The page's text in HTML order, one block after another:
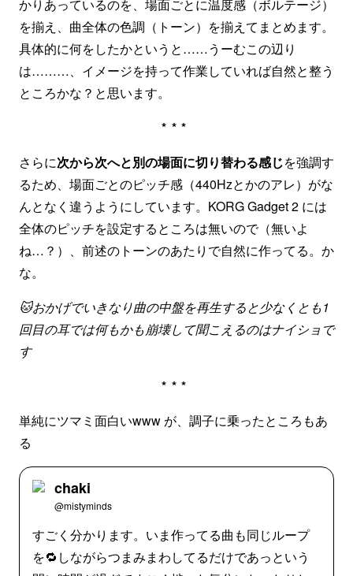
かりあっているのを、場面ごとに温度感（ボルテージ）
を揃え、曲全体の色調（トーン）を揃えてまとめます。
具体的に何をしたかというと……うーむこの辺り
は………、イメージを持って作業していれば自然と整う
ところかな？と思います。
***
さらに次から次へと別の場面に切り替わる感じを強調す
るため、場面ごとのピッチ感（440Hzとかのアレ）がな
んとなく違うようにしています。KORG Gadget 2 には
全体のピッチを設定するところは無いので（無いよ
ね…？）、前述のトーンのあたりで自然に作ってる。か
な。
🐱おかげでいきなり曲の中盤を再生すると少なくとも1
回目の耳では何もかも崩壊して聞こえるのはナイショで
す
***
単純にツマミ面白いwww が、調子に乗ったところもあ
る
chaki
@mistyminds
すごく分かります。いま作ってる曲も同じループ
を🔁しながらつまみまわしてるだけであっという